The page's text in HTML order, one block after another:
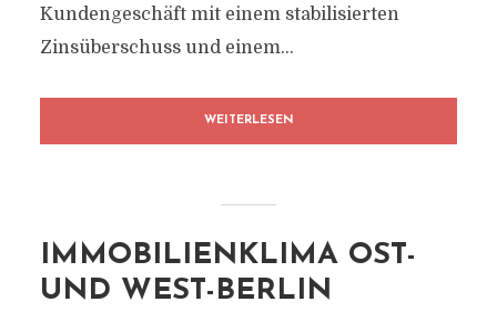
Kundengeschäft mit einem stabilisierten
Zinsüberschuss und einem...
WEITERLESEN
IMMOBILIENKLIMA OST-
UND WEST-BERLIN